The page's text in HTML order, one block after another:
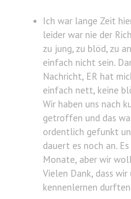
Ich war lange Zeit
leider war nie der
zu jung, zu blöd, zu
einfach nicht sein.
Nachricht, ER hat
einfach nett, keine
Wir haben uns nach
getroffen und das
ordentlich gefunkt
dauert es noch an.
Monate, aber wir
Vielen Dank, dass wir
kennenlernen